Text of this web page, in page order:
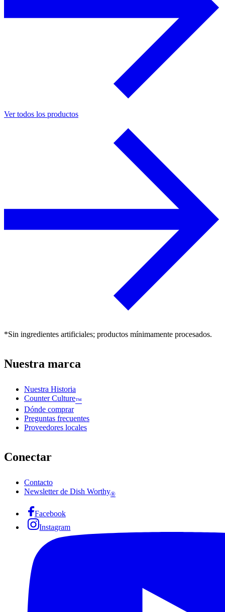
Ver todos los productos
*Sin ingredientes artificiales; productos mínimamente procesados.
Nuestra marca
Nuestra Historia
Counter Culture™
Dónde comprar
Preguntas frecuentes
Proveedores locales
Conectar
Contacto
Newsletter de Dish Worthy®
Facebook
Instagram